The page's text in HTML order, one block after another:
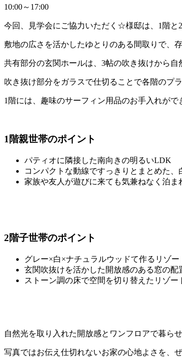
10:00～17:00
今回、見学会にご協力いただく☆様邸は、1階と
敷地の広さを活かしたゆとりのある間取りで、
共有部分の玄関ホールは、3帖の吹き抜けから自
吹き抜け部分をガラスで仕切ることで各階のプ
1階には、趣味のサーフィン用品のお手入れがで
1階親世帯のポイント
パティオに隣接した南向きの明るいLDK
コンパクトな動線ですっきりとまとめた、
家族や友人が遊びに来ても気兼ねなく泊ま
2階子世帯のポイント
グレー×白×ナチュラルウッドて作るリゾー
玄関吹抜けを活かした開放感のある窓の配
ストーン調の床で空間を切り替えたリゾー
自然光を取り入れた開放感とワンフロアで暮ら
写真ではお伝え仕切れないお家の心地よさを、